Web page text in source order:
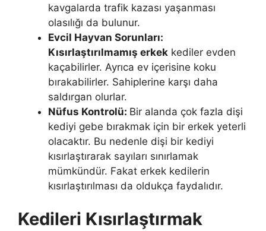
kavgalarda trafik kazası yaşanması
olasılığı da bulunur.
Evcil Hayvan Sorunları:
Kısırlaştırılmamış erkek kediler evden
kaçabilirler. Ayrıca ev içerisine koku
bırakabilirler. Sahiplerine karşı daha
saldırgan olurlar.
Nüfus Kontrolü: Bir alanda çok fazla dişi
kediyi gebe bırakmak için bir erkek yeterli
olacaktır. Bu nedenle dişi bir kediyi
kısırlaştırarak sayıları sınırlamak
mümkündür. Fakat erkek kedilerin
kısırlaştırılması da oldukça faydalıdır.
Kedileri Kısırlaştırmak